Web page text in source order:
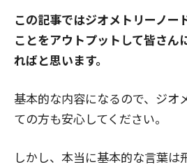
この記事ではジオメトリーノー
ことをアウトプットして皆さん
ればと思います。
基本的な内容になるので、ジオ
ての方も安心してください。
しかし、本当に基本的な言葉は